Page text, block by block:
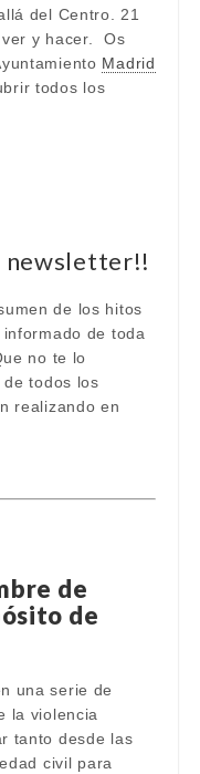
del Centro. 21
y hacer. Os
Madrid
todos los
newsletter!!
de los hitos
de toda
no te lo
todos los
realizando en
de
de
una serie de
la violencia
tanto desde las
civil para